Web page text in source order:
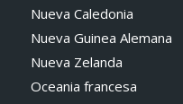
Nueva Caledonia
Nueva Guinea Alemana
Nueva Zelanda
Oceania francesa